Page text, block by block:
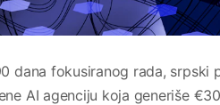
dana fokusiranog rada, srpski
AI agenciju koja generiše